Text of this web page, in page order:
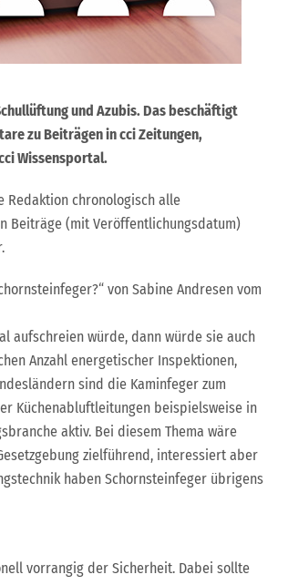
und Azubis. Das beschäftigt
zu Beiträgen in cci Zeitungen,
Wissensportal.
Redaktion chronologisch alle
Beiträge (mit Veröffentlichungsdatum)
von Sabine Andresen vom
aufschreien würde, dann würde sie auch
Anzahl energetischer Inspektionen,
sind die Kaminfeger zum
Küchenabluftleitungen beispielsweise in
aktiv. Bei diesem Thema wäre
zielführend, interessiert aber
haben Schornsteinfeger übrigens
vorrangig der Sicherheit. Dabei sollte